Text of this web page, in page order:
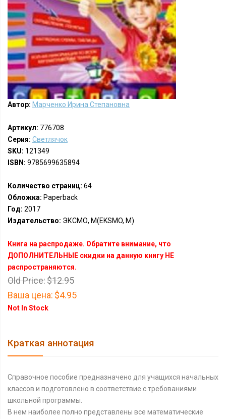
Автор: Марченко Ирина Степановна
Артикул: 776708
Серия: Светлячок
SKU: 121349
ISBN: 9785699635894
Количество страниц: 64
Обложка: Paperback
Год: 2017
Издательство: ЭКСМО, М(EKSMO, M)
Книга на распродаже. Обратите внимание, что
ДОПОЛНИТЕЛЬНЫЕ скидки на данную книгу НЕ
распространяются.
Old Price:$12.95
Ваша цена: $4.95
Not In Stock
Краткая аннотация
Справочное пособие предназначено для учащихся начальных
классов и подготовлено в соответствие с требованиями
школьной программы.
В нем наиболее полно представлены все математические